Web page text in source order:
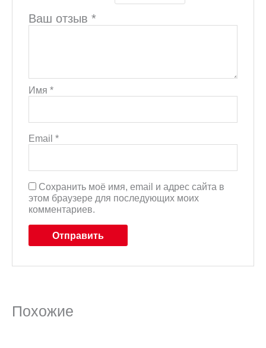
Ваш отзыв*
Имя*
Email*
Сохранить моё имя, email и адрес сайта в
этом браузере для последующих моих
комментариев.
Похожие